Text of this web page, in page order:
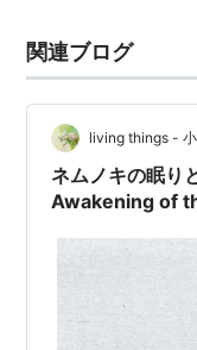
関連ブログ
living things -
ネムノキの眠
Awakening of